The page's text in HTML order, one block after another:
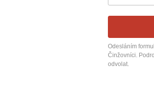
Odesláním
Činžovníci.
odvolat.